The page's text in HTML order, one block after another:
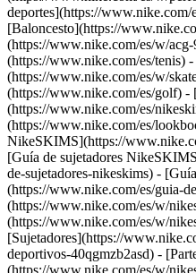
deportes](https://
[Baloncesto](https://
(https://www.nike.com/es/w/
(https://www.nike.com/es/tenis)
(https://www.nike.com/es/w/
(https://www.nike.com/es/golf)
(https://www.nike.com/es/
(https://www.nike.com/es/
NikeSKIMS](https://
[Guía de sujetadores
de-sujetadores-nikeskims) -
(https://www.nike.com/es/guia-
(https://www.nike.com/es/w/
(https://www.nike.com/es/w/
[Sujetadores](https://
deportivos-40qgmzb2asd) -
(https://www.nike.com/es/w/